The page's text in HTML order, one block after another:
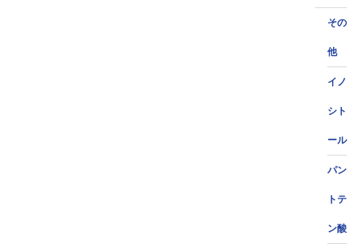
その
他
イノ
シト
ール
パン
トテ
ン酸